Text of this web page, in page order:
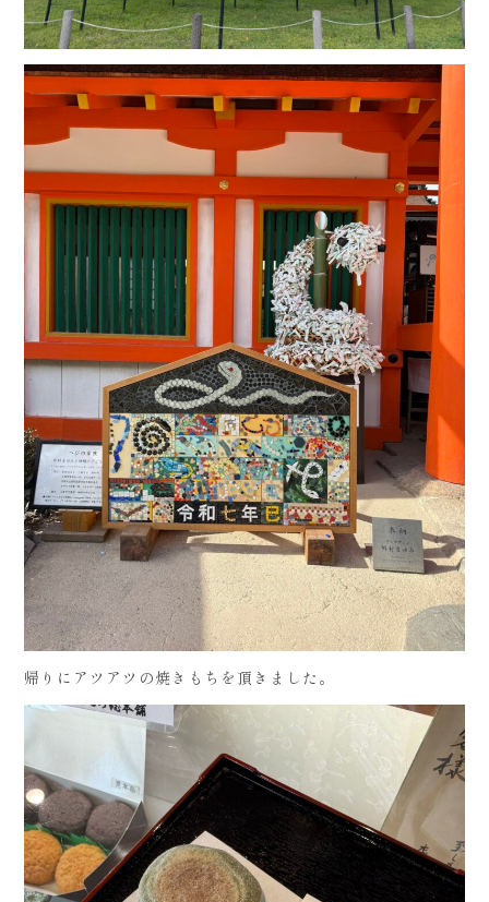
帰りにアツアツの焼きもちを頂きました。